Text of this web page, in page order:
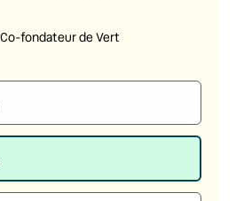
Co-fondateur de Vert